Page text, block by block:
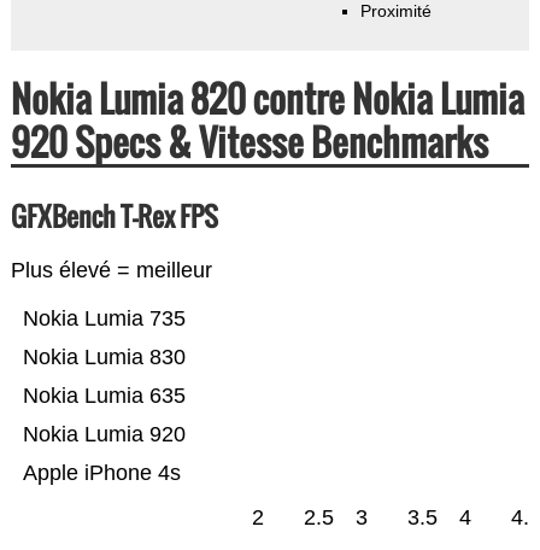
Proximité
Nokia Lumia 820 contre Nokia Lumia
920 Specs & Vitesse Benchmarks
GFXBench T-Rex FPS
Plus élevé = meilleur
Apple iPhone 4s
Nokia Lumia 920
Nokia Lumia 635
Nokia Lumia 830
Nokia Lumia 735
2 2.5 3 3.5 4 4.5